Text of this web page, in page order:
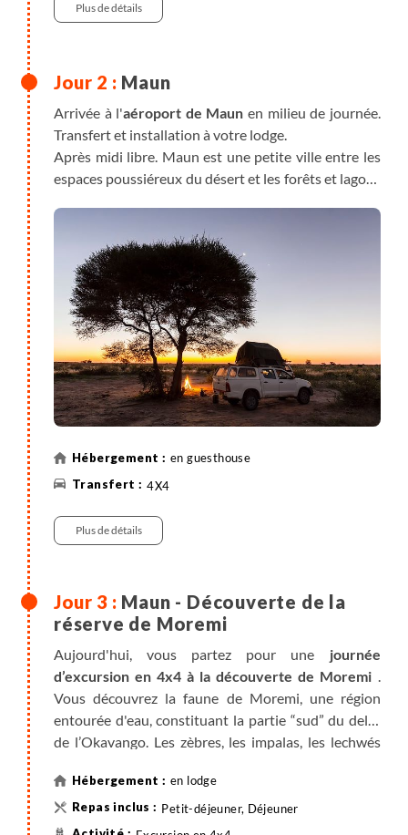
Plus de détails
Maun
Arrivée à l'aéroport de Maun en milieu de journée.
Transfert et installation à votre lodge.
Après midi libre. Maun est une petite ville entre les
espaces poussiéreux du désert et les forêts et lagons
bonne entrée à matière, car bientôt il vous faudra
céder le passage aux éléphants !
en guesthouse
4X4
Plus de détails
Maun - Découverte de la
réserve de Moremi
Aujourd'hui, vous partez pour une journée
d’excursion en 4x4 à la découverte de Moremi
Vous découvrez la faune de Moremi, une région
entourée d'eau, constituant la partie “sud” du delta
de l’Okavango. Les zèbres, les impalas, les lechwés
La végétation est luxuriante, avec de nombreux
ébènes et les palmiers Hyphaene Petersiana sans
cesse secoués par les troupeaux d'éléphants pour en
en lodge
Petit-déjeuner, Déjeuner